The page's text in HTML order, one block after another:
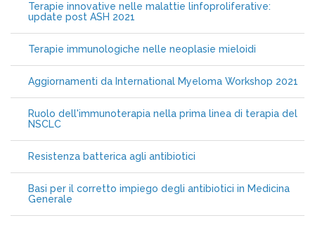
Terapie innovative nelle malattie linfoproliferative:
update post ASH 2021
Terapie immunologiche nelle neoplasie mieloidi
Aggiornamenti da International Myeloma Workshop 2021
Ruolo dell'immunoterapia nella prima linea di terapia del
NSCLC
Resistenza batterica agli antibiotici
Basi per il corretto impiego degli antibiotici in Medicina
Generale